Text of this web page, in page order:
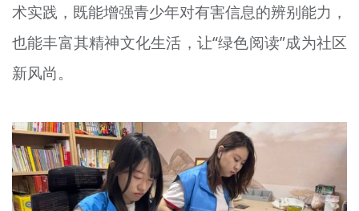
术实践，既能增强青少年对有害信息的辨别能力，
也能丰富其精神文化生活，让“绿色阅读”成为社区
新风尚。